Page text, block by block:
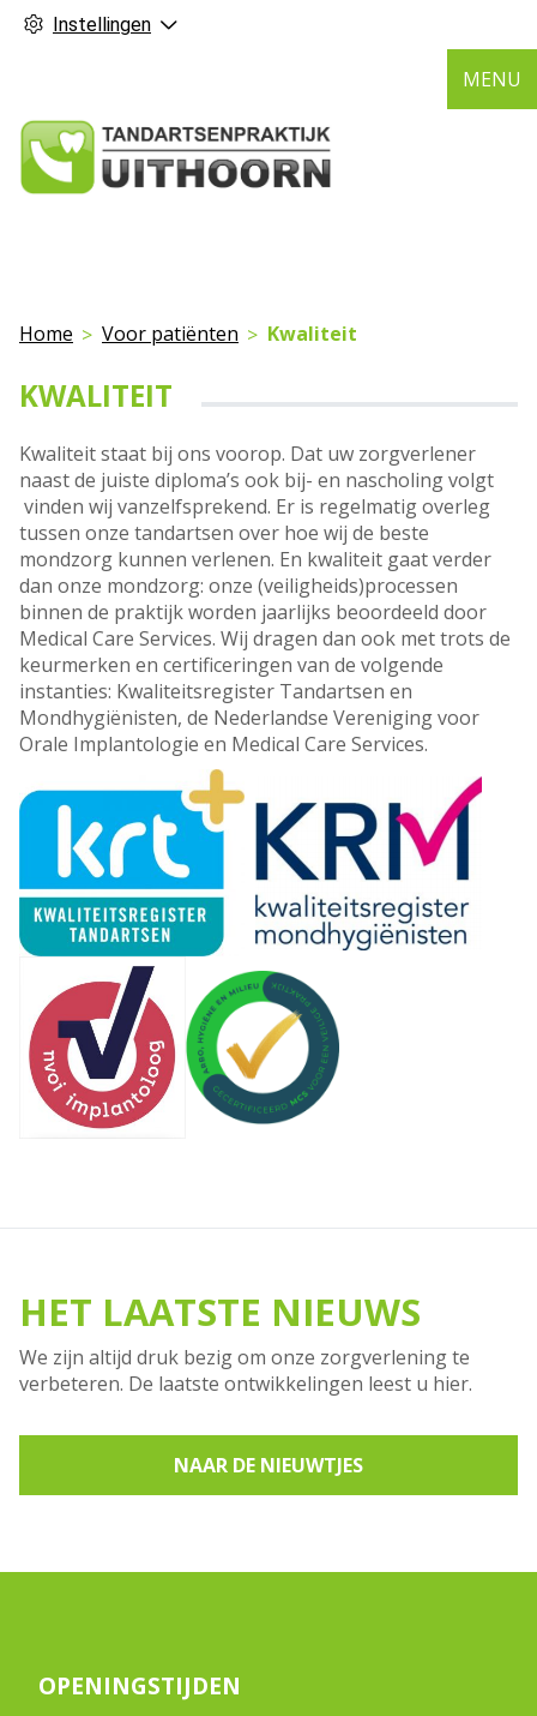
Instellingen
MENU
Home Voor patiënten Kwaliteit
KWALITEIT
Kwaliteit staat bij ons voorop. Dat uw zorgverlener
naast de juiste diploma’s ook bij- en nascholing volgt
vinden wij vanzelfsprekend. Er is regelmatig overleg
tussen onze tandartsen over hoe wij de beste
mondzorg kunnen verlenen. En kwaliteit gaat verder
dan onze mondzorg: onze (veiligheids)processen
binnen de praktijk worden jaarlijks beoordeeld door
Medical Care Services. Wij dragen dan ook met trots de
keurmerken en certificeringen van de volgende
instanties: Kwaliteitsregister Tandartsen en
Mondhygiënisten, de Nederlandse Vereniging voor
Orale Implantologie en Medical Care Services.
HET LAATSTE NIEUWS
We zijn altijd druk bezig om onze zorgverlening te
verbeteren. De laatste ontwikkelingen leest u hier.
NAAR DE NIEUWTJES
OPENINGSTIJDEN